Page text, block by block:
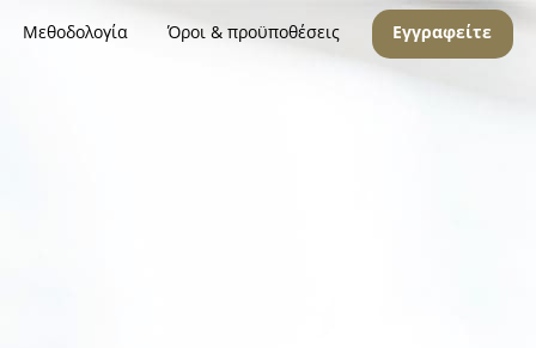
Μεθοδολογία Όροι & προϋποθέσεις Εγγραφείτε